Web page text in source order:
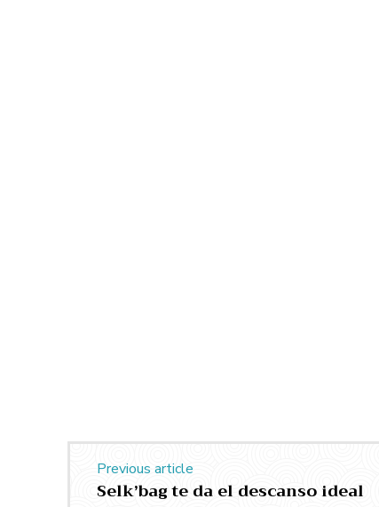
Previous article
Selk’bag te da el descanso ideal